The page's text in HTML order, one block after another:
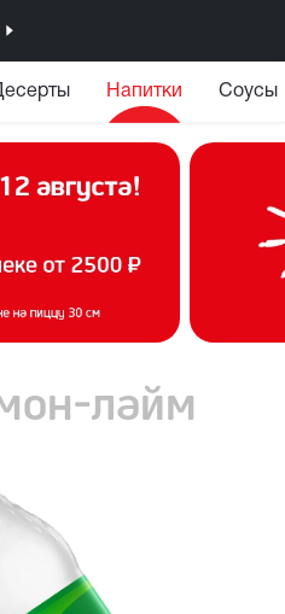
Напитки Соусы
лайм